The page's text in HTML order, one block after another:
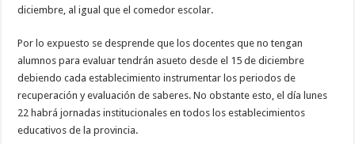
diciembre, al igual que el comedor escolar.
Por lo expuesto se desprende que los docentes que no tengan
alumnos para evaluar tendrán asueto desde el 15 de diciembre
debiendo cada establecimiento instrumentar los periodos de
recuperación y evaluación de saberes. No obstante esto, el día lunes
22 habrá jornadas institucionales en todos los establecimientos
educativos de la provincia.